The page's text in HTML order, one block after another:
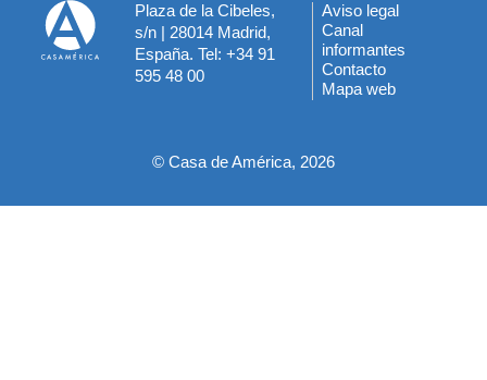
Plaza de la Cibeles,
s/n | 28014 Madrid,
España. Tel: +34 91
595 48 00
Menú
del
pie
Aviso legal
Canal
informantes
Contacto
Mapa web
© Casa de América, 2026